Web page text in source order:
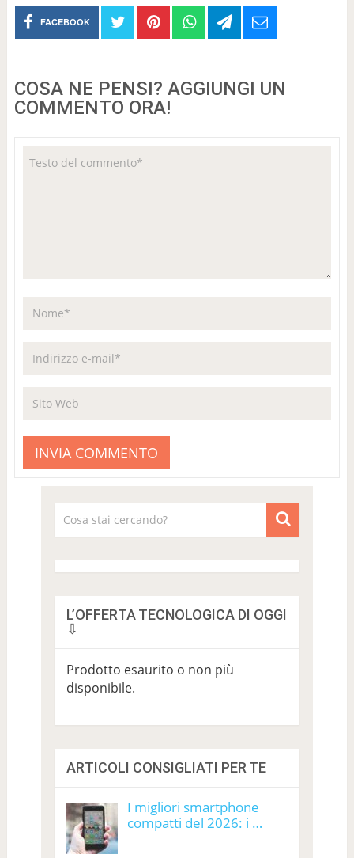
FACEBOOK
COSA NE PENSI? AGGIUNGI UN
COMMENTO ORA!
L’OFFERTA TECNOLOGICA DI OGGI
⇩
Prodotto esaurito o non più
disponibile.
ARTICOLI CONSIGLIATI PER TE
I migliori smartphone
compatti del 2026: i …